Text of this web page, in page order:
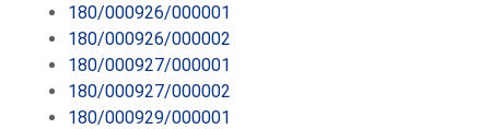
180/000926/000001
180/000926/000002
180/000927/000001
180/000927/000002
180/000929/000001